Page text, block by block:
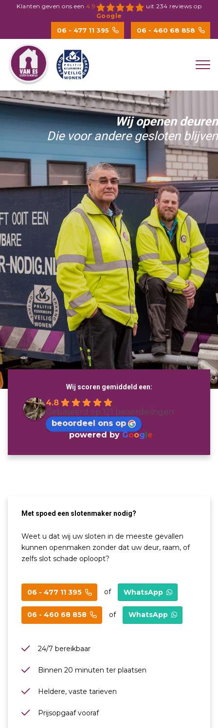
SpringKlanten geven ons een 4.9 uit 234 reviews op
Google
06 - 477 11 395 06 - 460 68 858
Wij openen deuren
Die voor andere gesloten blijven
Wij scoren gemiddeld een:
4.8
Gebaseerd op 121 beoordelingen
powered byGoogle
beoordeel ons op
Met spoed een slotenmaker nodig?
Weet u dat wij uw sloten in de meeste gevallen
kunnen openmaken zonder dat uw deur, raam, of
zelfs slot schade oploopt?
06 - 477 11 395 of WhatsApp
06 - 460 68 858 of WhatsApp
24/7 bereikbaar
Binnen 20 minuten ter plaatsen
Heldere, vaste tarieven
Prijsopgaaf vooraf